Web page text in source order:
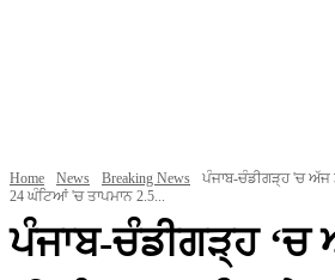
Home News Breaking News
ਪੰਜਾਬ-ਚੰਡੀਗੜ੍ਹ 'ਚ ਅੱਜ
24 ਘੰਟਿਆਂ 'ਚ ਤਾਪਮਾਨ 2.5...
ਪੰਜਾਬ-ਚੰਡੀਗੜ੍ਹ ‘ਚ